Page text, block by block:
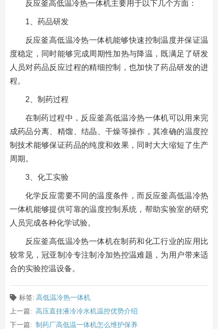
反应釜高低温冷热一体机主要用于以下几个方面：
1、药品研发
反应釜高低温冷热一体机能够快速控制温度并保证温
度稳定，同时能够完成周期性加热与降温，既满足了研发
人员对药品反应过程的精细控制，也加快了药品研发的进
程。
2、制药过程
在制药过程中，反应釜高低温冷热一体机可以用来完
成药品分离、精馏、结晶、干燥等操作，其准确的温度控
制技术能够保证药品的纯度和效果，同时大大缩短了生产
周期。
3、化工实验
化学反应需要不同的温度条件，而反应釜高低温冷热
一体机能够提供可靠的温度控制系统，帮助实验室的研究
人员完成各种化学试验。
反应釜高低温冷热一体机在制药和化工行业的应用比
较常见，冠亚制冷专注制冷加热控温难题，为用户带来适
合的实验控温设备。
标签: 高低温冷热一体机
上一篇: 高压直挂液冷冷水机温控优势介绍
下一篇: 制药厂高低温一体机怎么维护保养